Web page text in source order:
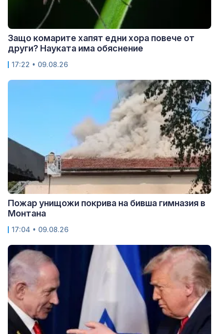
Защо комарите хапят едни хора повече от
други? Науката има обяснение
17:22 • 09.08.26
Пожар унищожи покрива на бивша гимназия в
Монтана
17:04 • 09.08.26